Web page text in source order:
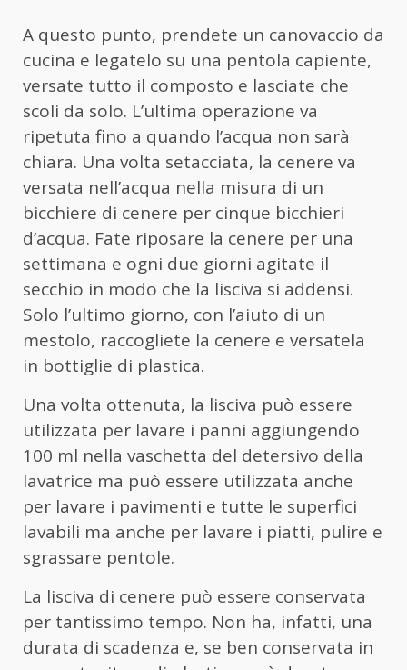
A questo punto, prendete un canovaccio da
cucina e legatelo su una pentola capiente,
versate tutto il composto e lasciate che
scoli da solo. L’ultima operazione va
ripetuta fino a quando l’acqua non sarà
chiara. Una volta setacciata, la cenere va
versata nell’acqua nella misura di un
bicchiere di cenere per cinque bicchieri
d’acqua. Fate riposare la cenere per una
settimana e ogni due giorni agitate il
secchio in modo che la lisciva si addensi.
Solo l’ultimo giorno, con l’aiuto di un
mestolo, raccogliete la cenere e versatela
in bottiglie di plastica.
Una volta ottenuta, la lisciva può essere
utilizzata per lavare i panni aggiungendo
100 ml nella vaschetta del detersivo della
lavatrice ma può essere utilizzata anche
per lavare i pavimenti e tutte le superfici
lavabili ma anche per lavare i piatti, pulire e
sgrassare pentole.
La lisciva di cenere può essere conservata
per tantissimo tempo. Non ha, infatti, una
durata di scadenza e, se ben conservata in